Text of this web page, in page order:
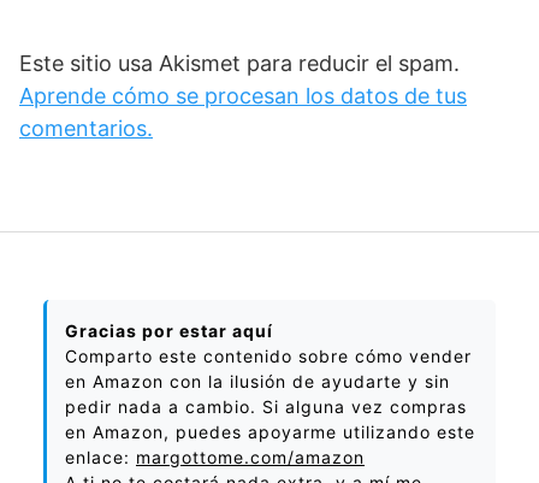
Este sitio usa Akismet para reducir el spam.
Aprende cómo se procesan los datos de tus
comentarios.
Gracias por estar aquí
Comparto este contenido sobre cómo vender
en Amazon con la ilusión de ayudarte y sin
pedir nada a cambio. Si alguna vez compras
en Amazon, puedes apoyarme utilizando este
enlace: margottome.com/amazon